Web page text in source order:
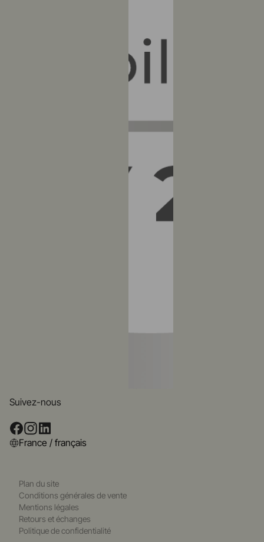
Suivez-nous
France / français
Plan du site
Conditions générales de vente
Mentions légales
Retours et échanges
Politique de confidentialité